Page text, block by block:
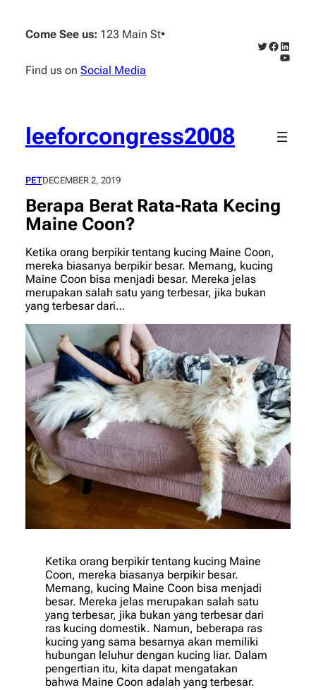
content
Come See us: 123 Main St•
Find us on Social Media
Twitter
Facebook
leeforcongress2008
PETDECEMBER 2, 2019
Berapa Berat Rata-Rata Kecing
Maine Coon?
Ketika orang berpikir tentang kucing Maine Coon,
mereka biasanya berpikir besar. Memang, kucing
Maine Coon bisa menjadi besar. Mereka jelas
merupakan salah satu yang terbesar, jika bukan
yang terbesar dari…
Ketika orang berpikir tentang kucing Maine
Coon, mereka biasanya berpikir besar.
Memang, kucing Maine Coon bisa menjadi
besar. Mereka jelas merupakan salah satu
yang terbesar, jika bukan yang terbesar dari
ras kucing domestik. Namun, beberapa ras
kucing yang sama besarnya akan memiliki
hubungan leluhur dengan kucing liar. Dalam
pengertian itu, kita dapat mengatakan
bahwa Maine Coon adalah yang terbesar.